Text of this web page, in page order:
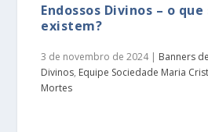
Endossos Divinos – o
existem?
3 de novembro de 2024| Banners
Divinos, Equipe Sociedade Maria
Mortes